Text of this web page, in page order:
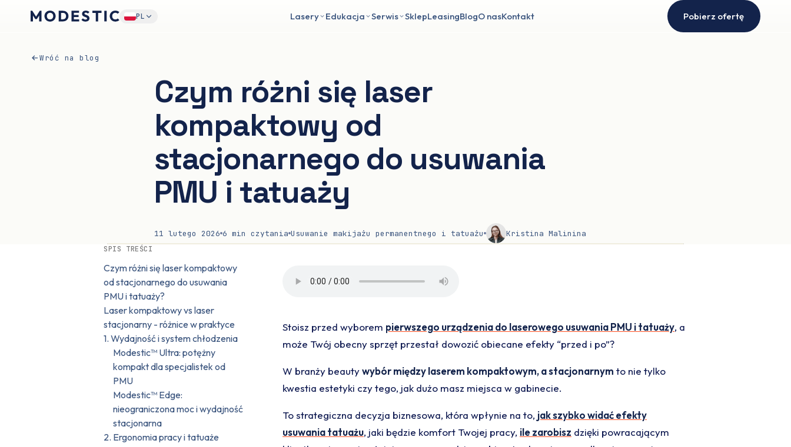
PL Lasery Edukacja Serwis SklepLeasingBlogO nasKontakt Pobierz ofertę
Wróć na blog
Czym różni się laser
kompaktowy od
stacjonarnego do usuwania
PMU i tatuaży
11 lutego 2026 6 min czytania Usuwanie makijażu permanentnego i tatuażu Kristina Malinina
SPIS TREŚCI
Czym różni się laser kompaktowy
od stacjonarnego do usuwania
PMU i tatuaży?
Laser kompaktowy vs laser
stacjonarny - różnice w praktyce
1. Wydajność i system chłodzenia
Modestic™ Ultra: potężny
kompakt dla specjalistek od
PMU
Modestic™ Edge:
nieograniczona moc i wydajność
stacjonarna
2. Ergonomia pracy i tatuaże
Stoisz przed wyborem pierwszego urządzenia do laserowego usuwania PMU i tatuaży, a
może Twój obecny sprzęt przestał dowozić obiecane efekty “przed i po”?
W branży beautywybór między laserem kompaktowym, a stacjonarnym to nie tylko
kwestia estetyki czy tego, jak dużo masz miejsca w gabinecie.
To strategiczna decyzja biznesowa, która wpłynie na to, jak szybko widać efekty
usuwania tatuażu, jaki będzie komfort Twojej pracy, ile zarobisz dzięki powracającym